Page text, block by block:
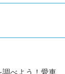
べよう！愛車